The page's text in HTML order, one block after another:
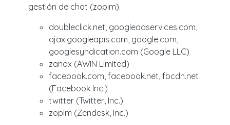
gestión de chat (zopim).
doubleclick.net, googleadservices.com,
ajax.googleapis.com, google.com,
googlesyndication.com (Google LLC)
zanox (AWIN Limited)
facebook.com, facebook.net, fbcdn.net
(Facebook Inc.)
twitter (Twitter, Inc.)
zopim (Zendesk, Inc.)